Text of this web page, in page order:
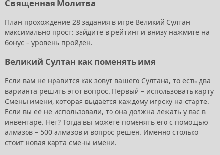
Священная Молитва
План прохождение 28 задания в игре Великий Султан
максимально прост: зайдите в рейтинг и внизу нажмите на
бонус – уровень пройден.
Великий Султан как поменять имя
Если вам не нравится как зовут вашего Султана, то есть два
варианта решить этот вопрос. Первый – использовать карту
Смены имени, которая выдаётся каждому игроку на старте.
Если вы её не использовали, то она должна лежать у вас в
инвентаре. Нет? Тогда вы можете поменять его с помощью
алмазов – 500 алмазов и вопрос решен. Именно столько
стоит новая карта смены имени.